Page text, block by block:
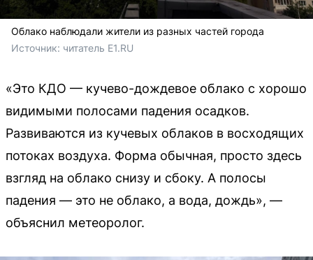
Облако наблюдали жители из разных частей города
Источник: читатель E1.RU
«Это КДО — кучево-дождевое облако с хорошо
видимыми полосами падения осадков.
Развиваются из кучевых облаков в восходящих
потоках воздуха. Форма обычная, просто здесь
взгляд на облако снизу и сбоку. А полосы
падения — это не облако, а вода, дождь», —
объяснил метеоролог.